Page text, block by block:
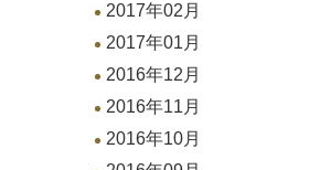
2017年02月
2017年01月
2016年12月
2016年11月
2016年10月